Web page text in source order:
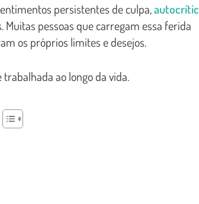
persistentes de culpa,
pessoas que carregam essa ferida
os próprios limites e desejos.
ao longo da vida.